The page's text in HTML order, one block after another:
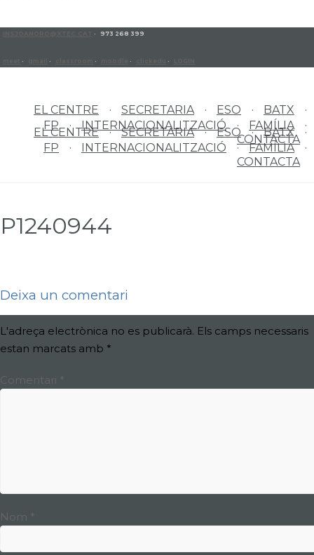
· 973 268 399
· · · · ·
EL CENTRE SECRETARIA ESO
BATX
FP
INTERNACIONALITZACIÓ
FAMÍLIA
CONTACTA
EL CENTRE SECRETARIA ESO
BATX
FP
INTERNACIONALITZACIÓ
FAMÍLIA
CONTACTA
P1240944
Deixa un comentari
L'adreça electrònica no es publicarà. Els camps necessaris
estan marcats amb *
Comentari *
Nom *